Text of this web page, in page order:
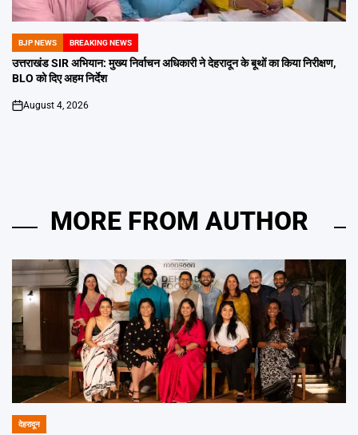
POSTED
IN
BJP NEWS BREAKING NEWS
उत्तराखंड SIR अभियान: मुख्य निर्वाचन अधिकारी ने देहरादून के बूथों का किया निरीक्षण,
BLO को दिए अहम निर्देश
on
August 4, 2026
MORE FROM AUTHOR
POSTED
देहरादून